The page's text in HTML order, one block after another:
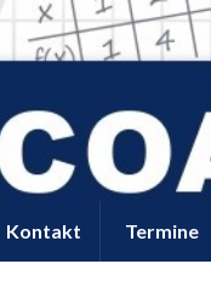
Kontakt Termine